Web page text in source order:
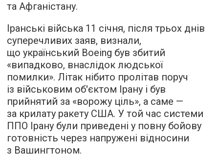
та Афганістану.
Іранські війська 11 січня, після трьох днів
суперечливих заяв, визнали,
що український Boeing був збитий
«випадково, внаслідок людської
помилки». Літак нібито пролітав поруч
із військовим об'єктом Ірану і був
прийнятий за «ворожу ціль», а саме —
за крилату ракету США. У той час системи
ППО Ірану були приведені у повну бойову
готовність через напружені відносини
з Вашингтоном.